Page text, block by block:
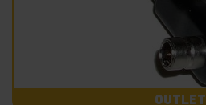
OUTLET